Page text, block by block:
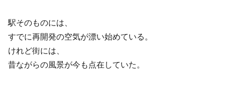
駅そのものには、
すでに再開発の空気が漂い始めている。
けれど街には、
昔ながらの風景が今も点在していた。